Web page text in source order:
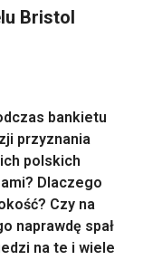
Bristol
bankietu
przyznania
polskich
Dlaczego
Czy na
naprawdę spał
na te i wiele